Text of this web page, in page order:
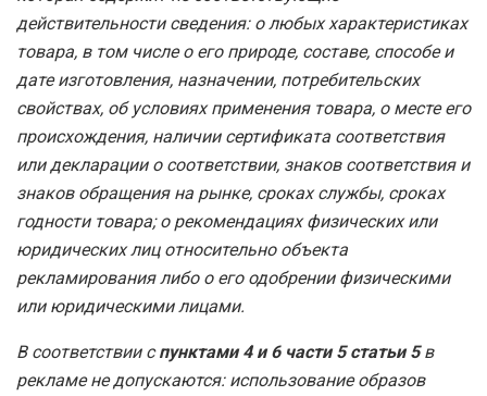
действительности сведения: о любых характеристиках
товара, в том числе о его природе, составе, способе и
дате изготовления, назначении, потребительских
свойствах, об условиях применения товара, о месте его
происхождения, наличии сертификата соответствия
или декларации о соответствии, знаков соответствия и
знаков обращения на рынке, сроках службы, сроках
годности товара; о рекомендациях физических или
юридических лиц относительно объекта
рекламирования либо о его одобрении физическими
или юридическими лицами.
В соответствии спунктами 4 и 6 части 5 статьи 5в
рекламе не допускаются: использование образов